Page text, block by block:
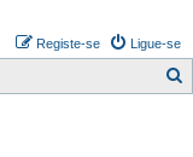
Ligue-se
Registe-se